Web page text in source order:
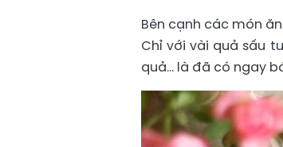
Bên cạnh các món
Chỉ với vài quả sấu
quả… là đã có ngay